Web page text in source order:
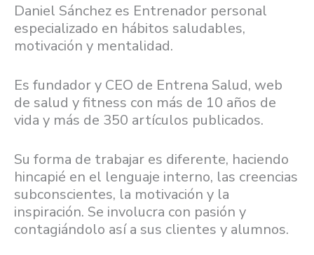
Daniel Sánchez es Entrenador personal
especializado en hábitos saludables,
motivación y mentalidad.
Es fundador y CEO de Entrena Salud, web
de salud y fitness con más de 10 años de
vida y más de 350 artículos publicados.
Su forma de trabajar es diferente, haciendo
hincapié en el lenguaje interno, las creencias
subconscientes, la motivación y la
inspiración. Se involucra con pasión y
contagiándolo así a sus clientes y alumnos.